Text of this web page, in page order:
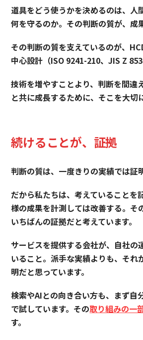
道具をどう使うかを決めるのは、人
何を守るのか。その判断の質が、成
その判断の質を支えているのが、
中心設計（ISO 9241-210、JIS Z
技術を増やすことより、判断を間違
と共に成長するために、そこを大切
続けることが、証拠
判断の質は、一度きりの実績では証
だから私たちは、考えていることを
様の成果を計測しては改善する。そ
いちばんの証拠だと考えています。
サービスを提供する会社が、自社の
いること。派手な実績よりも、それ
明だと思っています。
検索やAIとの向き合い方も、まず自
で試しています。その取り組みの一
す。